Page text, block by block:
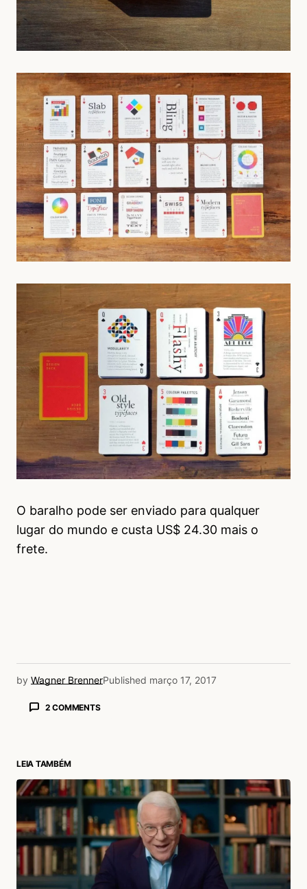
O baralho pode ser enviado para qualquer
lugar do mundo e custa US$ 24.30 mais o
frete.
by Wagner BrennerPublished março 17, 2017
2 COMMENTS
Eduardo Bim
Acesse para responder
Marcio David
17/03/2017 às 4:22 PM
Max David Dennis Santos
Acesse para responder
LEIA TAMBÉM